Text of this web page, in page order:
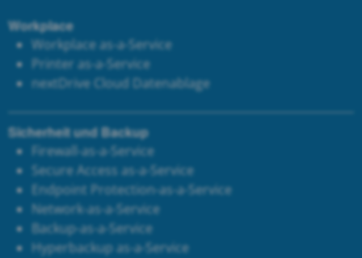
Workplace
Workplace as-a-Service
Printer as-a-Service
nextDrive Cloud Datenablage
Sicherheit und Backup
Firewall-as-a-Service
Secure Access as-a-Service
Endpoint Protection-as-a-Service
Network-as-a-Service
Backup-as-a-Service
Hyperbackup as-a-Service